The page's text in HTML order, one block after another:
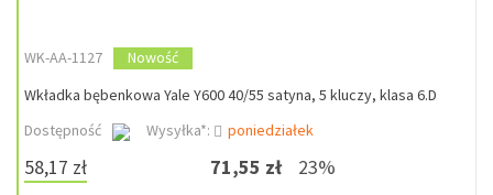
WK-AA-1127
Nowość
Wkładka bębenkowa Yale Y600 40/55 satyna, 5 kluczy, klasa 6.D
Dostępność
Wysyłka*: poniedziałek
58,17 zł 71,55 zł 23%